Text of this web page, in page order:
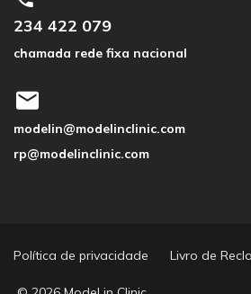
234 422 079
chamada rede fixa nacional
modelin@modelinclinic.com
rp@modelinclinic.com
Política de privacidade Livro de